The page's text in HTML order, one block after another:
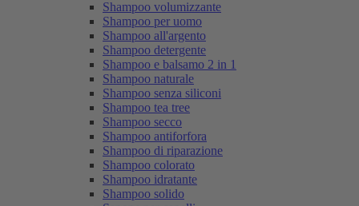
Shampoo volumizzante
Shampoo per uomo
Shampoo all'argento
Shampoo detergente
Shampoo e balsamo 2 in 1
Shampoo naturale
Shampoo senza siliconi
Shampoo tea tree
Shampoo secco
Shampoo antiforfora
Shampoo di riparazione
Shampoo colorato
Shampoo idratante
Shampoo solido